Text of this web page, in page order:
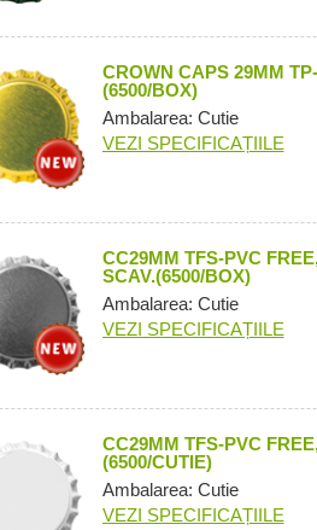
CROWN CAPS 29MM
(6500/BOX)
Ambalarea: Cutie
VEZI SPECIFICAȚIILE
CC29MM TFS-PVC
SCAV.(6500/BOX)
Ambalarea: Cutie
VEZI SPECIFICAȚIILE
CC29MM TFS-PVC
(6500/CUTIE)
Ambalarea: Cutie
VEZI SPECIFICAȚIILE